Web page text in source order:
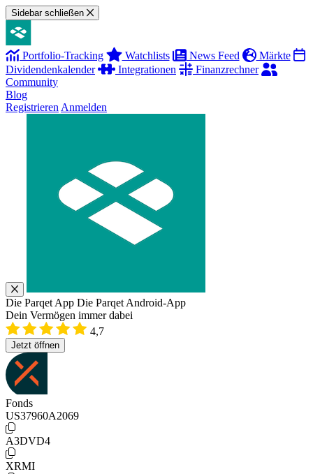
Sidebar schließen
Portfolio-Tracking Watchlists News Feed
Märkte
Dividendenkalender
Integrationen
Finanzrechner
Community
Blog
Registrieren Anmelden
Die Parqet App Die Parqet Android-App
Dein Vermögen immer dabei
4,7
Jetzt öffnen
Fonds
US37960A2069
A3DVD4
XRMI